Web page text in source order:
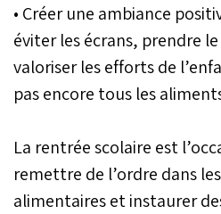
• Créer une ambiance
éviter les écrans, prendre
valoriser les efforts de
pas encore tous les
La rentrée scolaire est
remettre de l’ordre dans
alimentaires et instaurer